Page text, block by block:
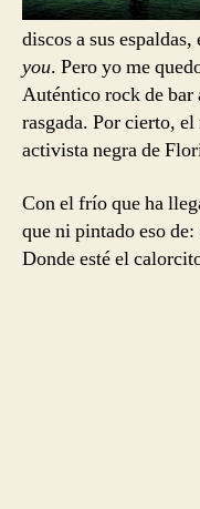
discos a sus
you. Pero yo me
Auténtico rock de bar
rasgada. Por cierto,
activista negra de
Con el frío que ha
que ni pintado eso de:
Donde esté el